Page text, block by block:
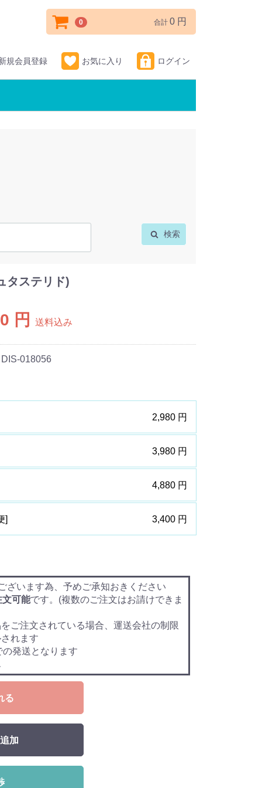
規会員登録 お気に入り ログイン
0 合計 0 円
検索
タステリド)
円 送料込み
018056
2,980 円
3,980 円
4,880 円
] 3,400 円
ざいます為、予めご承知おきください
文可能です。(複数のご注文はお請けできま
ご注文されている場合、運送会社の制限
れます
発送となります
る
加